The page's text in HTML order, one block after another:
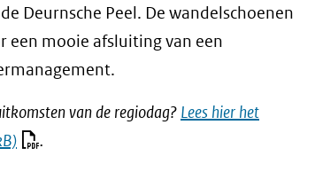
Deurnsche Peel. De wandelschoenen
een mooie afsluiting van een
van de regiodag? Lees hier het
.